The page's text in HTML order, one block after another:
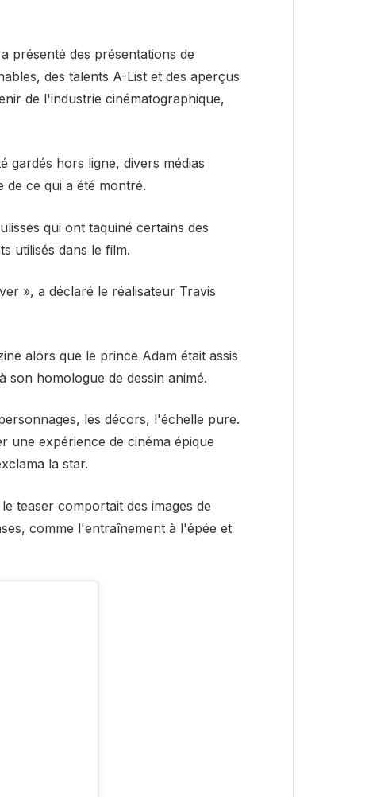
présenté des présentations de
des talents A-List et des aperçus
de l'industrie cinématographique,
gardés hors ligne, divers médias
de ce qui a été montré.
qui ont taquiné certains des
utilisés dans le film.
», a déclaré le réalisateur Travis
alors que le prince Adam était assis
son homologue de dessin animé.
les décors, l'échelle pure.
une expérience de cinéma épique
la star.
teaser comportait des images de
comme l'entraînement à l'épée et